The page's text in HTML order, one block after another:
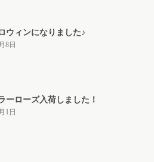
ウィンになりました♪
8日
ーローズ入荷しました！
1日